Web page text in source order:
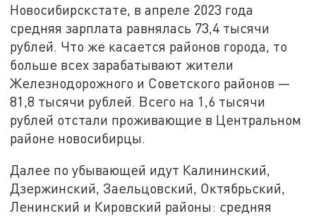
Новосибирскстате, в апреле 2023 года
средняя зарплата равнялась 73,4 тысячи
рублей. Что же касается районов города, то
больше всех зарабатывают жители
Железнодорожного и Советского районов —
81,8 тысячи рублей. Всего на 1,6 тысячи
рублей отстали проживающие в Центральном
районе новосибирцы.
Далее по убывающей идут Калининский,
Дзержинский, Заельцовский, Октябрьский,
Ленинский и Кировский районы: средняя